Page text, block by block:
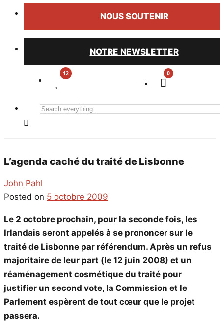
NOUS SOUTENIR
NOTRE NEWSLETTER
0
Search
L’agenda caché du traité de Lisbonne
John Pahl
Posted on 5 octobre 2009
Le 2 octobre prochain, pour la seconde fois, les
Irlandais seront appelés à se prononcer sur le
traité de Lisbonne par référendum. Après un refus
majoritaire de leur part (le 12 juin 2008) et un
réaménagement cosmétique du traité pour
justifier un second vote, la Commission et le
Parlement espèrent de tout cœur que le projet
passera.